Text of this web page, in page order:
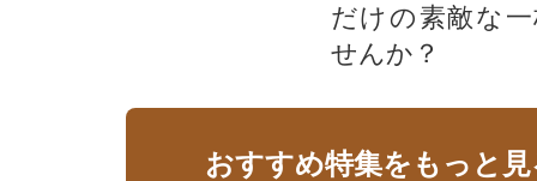
だけの素敵な
せんか？
おすすめ特集をもっと